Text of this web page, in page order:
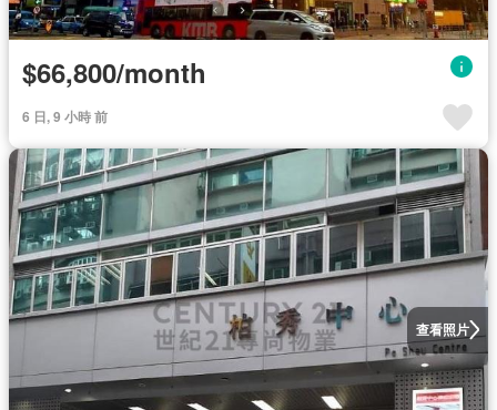
$66,800/month
6 日, 9 小時 前
查看照片